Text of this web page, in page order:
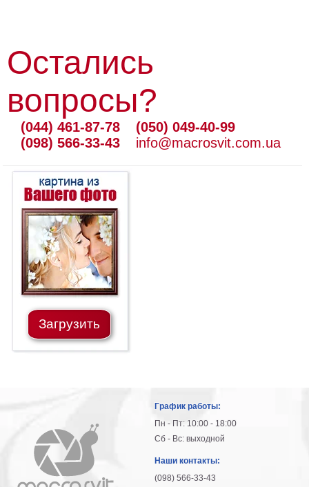
Остались
вопросы?
(044) 461-87-78
(098) 566-33-43
(050) 049-40-99
info@macrosvit.com.ua
Загрузить
График работы:
Пн - Пт: 10:00 - 18:00
Сб - Вс: выходной
Наши контакты:
(098) 566-33-43